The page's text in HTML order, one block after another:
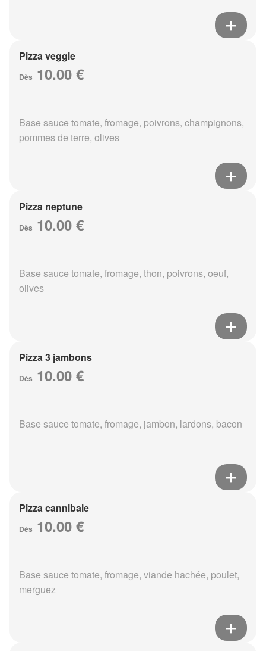
Pizza veggie
Dès 10.00 €
Base sauce tomate, fromage, poivrons, champignons,
pommes de terre, olives
Pizza neptune
Dès 10.00 €
Base sauce tomate, fromage, thon, poivrons, oeuf,
olives
Pizza 3 jambons
Dès 10.00 €
Base sauce tomate, fromage, jambon, lardons, bacon
Pizza cannibale
Dès 10.00 €
Base sauce tomate, fromage, viande hachée, poulet,
merguez